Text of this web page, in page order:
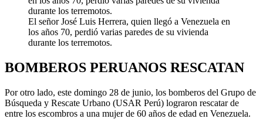
El señor José Luis Herrera, quien llegó a Venezuela en
los años 70, perdió varias paredes de su vivienda
durante los terremotos.
BOMBEROS PERUANOS RESCATAN
Por otro lado, este domingo 28 de junio, los bomberos del Grupo de
Búsqueda y Rescate Urbano (USAR Perú) lograron rescatar de
entre los escombros a una mujer de 60 años de edad en Venezuela.